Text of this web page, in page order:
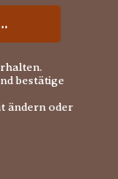
bestätige
ändern oder